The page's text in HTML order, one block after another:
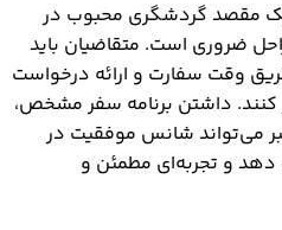
یک مقصد گردشگری محبوب در
ضروری است. متقاضیان باید
وقت سفارت و ارائه درخواست
کنند. داشتن برنامه سفر مشخص،
می‌تواند شانس موفقیت در
دهد و تجربه‌ای مطمئن و